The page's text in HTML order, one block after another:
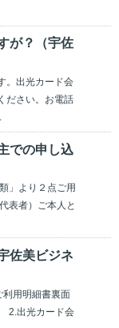
が？（宇佐
。出光カード会
ださい。お電話
での申し込
」より２点ご用
表者）ご本人と
佐美ビジネ
利用明細書裏面
2.出光カード会